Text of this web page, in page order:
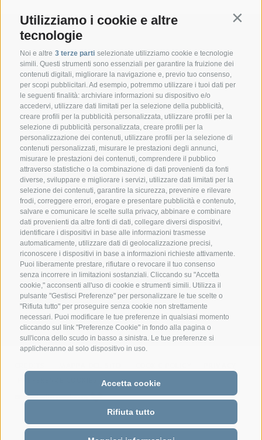
Utilizziamo i cookie e altre
tecnologie
Noi e altre 3 terze parti selezionate utilizziamo cookie e tecnologie
simili. Questi strumenti sono essenziali per garantire la fruizione dei
contenuti digitali, migliorare la navigazione e, previo tuo consenso,
per scopi pubblicitari. Ad esempio, potremmo utilizzare i tuoi dati per
le seguenti finalità: archiviare informazioni su dispositivo e/o
accedervi, utilizzare dati limitati per la selezione della pubblicità,
creare profili per la pubblicità personalizzata, utilizzare profili per la
selezione di pubblicità personalizzata, creare profili per la
personalizzazione dei contenuti, utilizzare profili per la selezione di
contenuti personalizzati, misurare le prestazioni degli annunci,
misurare le prestazioni dei contenuti, comprendere il pubblico
attraverso statistiche o la combinazione di dati provenienti da fonti
diverse, sviluppare e migliorare i servizi, utilizzare dati limitati per la
selezione dei contenuti, garantire la sicurezza, prevenire e rilevare
frodi, correggere errori, erogare e presentare pubblicità e contenuto,
salvare e comunicare le scelte sulla privacy, abbinare e combinare
dati provenienti da altre fonti di dati, collegare diversi dispositivi,
identificare i dispositivi in base alle informazioni trasmesse
automaticamente, utilizzare dati di geolocalizzazione precisi,
riconoscere i dispositivi in base a informazioni richieste attivamente.
Puoi liberamente prestare, rifiutare o revocare il tuo consenso
senza incorrere in limitazioni sostanziali. Cliccando su "Accetta
cookie," acconsenti all'uso di cookie e strumenti simili. Utilizza il
pulsante "Gestisci Preferenze" per personalizzare le tue scelte o
"Rifiuta tutto" per proseguire senza cookie non strettamente
necessari. Puoi modificare le tue preferenze in qualsiasi momento
cliccando sul link "Preferenze Cookie" in fondo alla pagina o
sull'icona dello scudo in basso a sinistra. Le tue preferenze si
applicheranno al solo dispositivo in uso.
Accetta cookie
Rifiuta tutto
CONTATTO
Federazione Prov.le Allevatori Trento
Via delle Bettine, 40 - 38121 Trento
Tel.:+39 0461 432111
info@superbrown.it
REGISTRAZIONE NEWSLETTER
created with passion by